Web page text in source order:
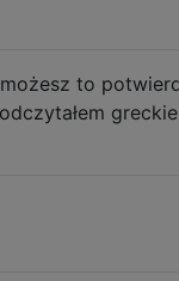
to